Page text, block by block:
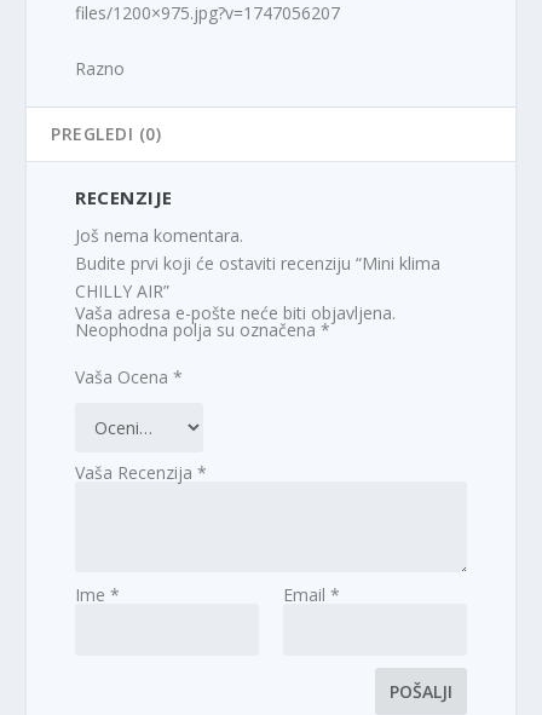
files/1200×975.jpg?v=1747056207
Razno
PREGLEDI (0)
RECENZIJE
Još nema komentara.
Budite prvi koji će ostaviti recenziju “Mini klima
CHILLY AIR”
Vaša adresa e-pošte neće biti objavljena.
Neophodna polja su označena*
Vaša Ocena*
Vaša Recenzija*
Ime* Email *